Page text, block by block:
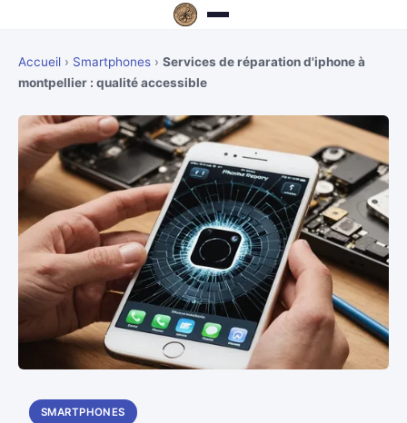
Accueil › Smartphones › Services de réparation d'iphone à
montpellier : qualité accessible
SMARTPHONES